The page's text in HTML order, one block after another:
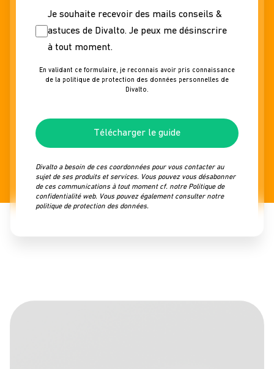
Divalto a besoin de ces coordonnées pour vous contacter au
sujet de ses produits et services. Vous pouvez vous désabonner
de ces communications à tout moment cf. notre Politique de
confidentialité web. Vous pouvez également consulter notre
politique de protection des données.
Nonewsletter
Je souhaite recevoir des mails conseils &
astuces de Divalto. Je peux me désinscrire
à tout moment.
En validant ce formulaire, je reconnais avoir pris connaissance
de la politique de protection des données personnelles de
Divalto.
Télécharger le guide